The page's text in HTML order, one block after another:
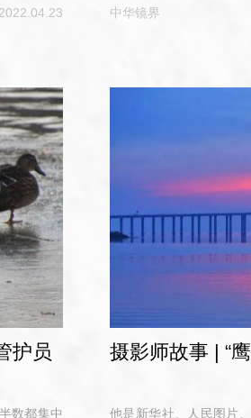
活中司空
2022.04.23
术完美融合的视觉盛宴
中华镜界
护员
数都集中
摄影师故事 | “
他是新华社、人民图片